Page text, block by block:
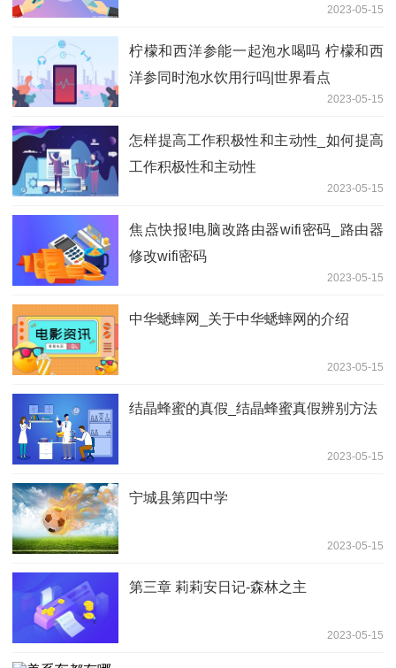
2023-05-15
柠檬和西洋参能一起泡水喝吗 柠檬和西
洋参同时泡水饮用行吗|世界看点
2023-05-15
怎样提高工作积极性和主动性_如何提高
工作积极性和主动性
2023-05-15
焦点快报!电脑改路由器wifi密码_路由器
修改wifi密码
2023-05-15
中华蟋蟀网_关于中华蟋蟀网的介绍
2023-05-15
结晶蜂蜜的真假_结晶蜂蜜真假辨别方法
2023-05-15
宁城县第四中学
2023-05-15
第三章 莉莉安日记-森林之主
2023-05-15